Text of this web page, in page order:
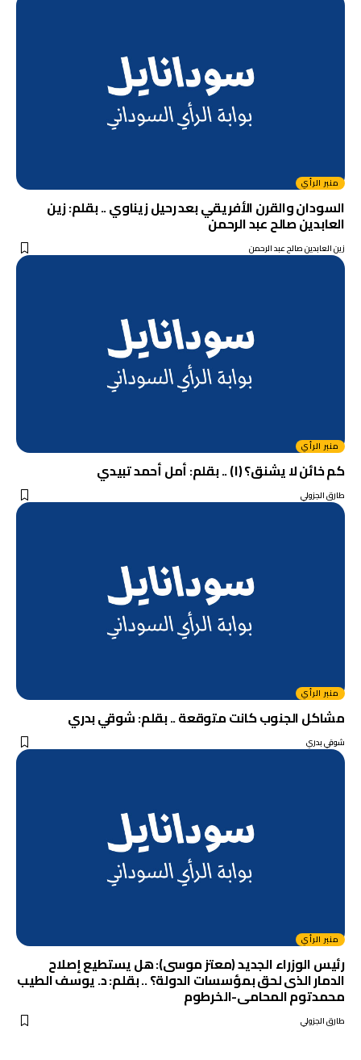
منبر الرأي
السودان والقرن الأفريقي بعد رحيل زيناوي .. بقلم: زين
العابدين صالح عبد الرحمن
زين العابدين صالح عبد الرحمن
منبر الرأي
كم خائن لا يشنق؟ (١) .. بقلم: أمل أحمد تبيدي
طارق الجزولي
منبر الرأي
مشاكل الجنوب كانت متوقعة .. بقلم: شوقي بدري
شوقي بدري
منبر الرأي
رئيس الوزراء الجديد (معتز موسى): هل يستطيع إصلاح
الدمار الذى لحق بمؤسسات الدولة؟ .. بقلم: د. يوسف الطيب
محمدتوم المحامى-الخرطوم
طارق الجزولي